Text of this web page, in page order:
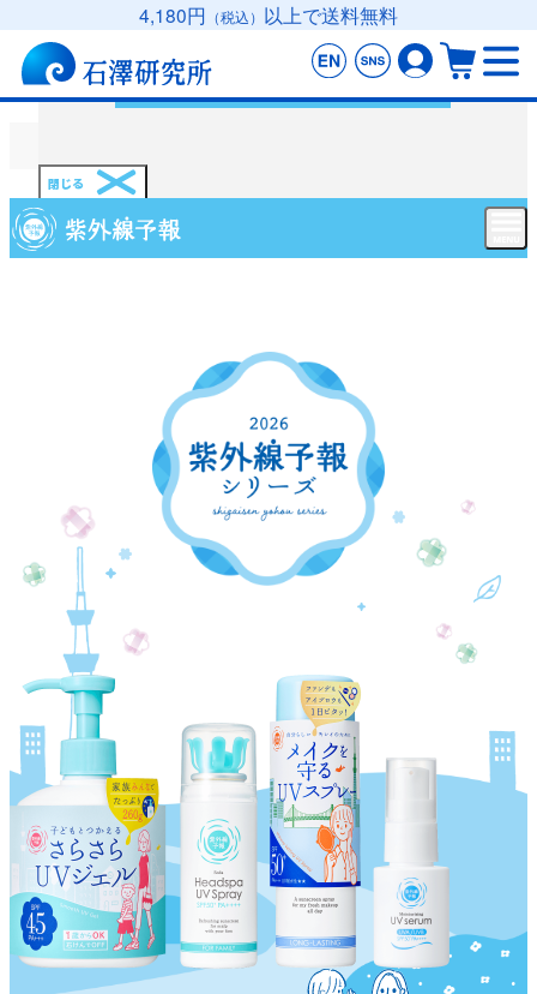
4,180円 （税込） 以上で送料無料
紫外線予報ブランドサイト
閉じる